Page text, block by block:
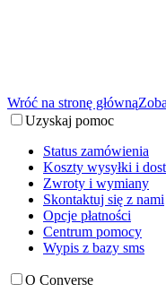
Wróć na stronę główną
Uzyskaj pomoc
Status zamówienia
Koszty wysyłki i
Zwroty i wymiany
Skontaktuj się z nami
Opcje płatności
Centrum pomocy
Wypis z bazy sms
O Converse